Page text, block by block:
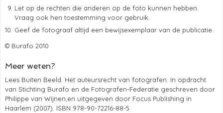
Let op de rechten die anderen op de foto kunnen hebben.
Vraag ook hen toestemming voor gebruik.
Geef de fotograaf altijd een bewijsexemplaar van de publicatie.
© Burafo 2010
Meer weten?
Lees Buiten Beeld. Het auteursrecht van fotografen. In opdracht
van Stichting Burafo en de Fotografen-Federatie geschreven door
Philippe van Wijnen,en uitgegeven door Focus Publishing in
Haarlem (2007). ISBN 978-90-72216-88-5